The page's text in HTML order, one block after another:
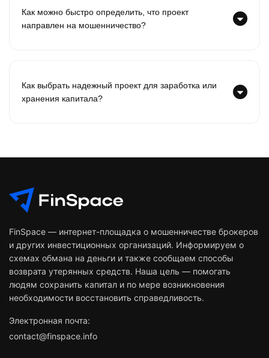
Как можно быстро определить, что проект
направлен на мошенничество?
Как выбрать надежный проект для заработка или
хранения капитала?
FinSpace — интернет-площадка о мошенничестве брокеров
и других инвестиционных организаций. Информируем о
схемах обмана на деньги и также сообщаем способы
возврата утерянных средств. Наша цель — помогать
людям сохранить капитал и по мере возникновения
необходимости восстановить справедливость.
Электронная почта:
contact@finspace.info